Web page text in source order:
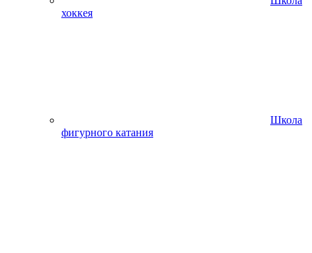
хоккея
Школа
фигурного катания